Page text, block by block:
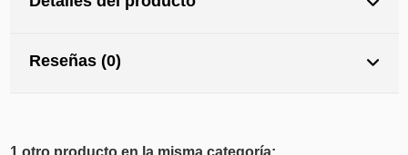
Reseñas (0)
1 otro producto en la misma categoría: